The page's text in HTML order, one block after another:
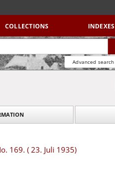
COLLECTIONS INDEXES
Advanced search
169. ( 23. Juli 1935)